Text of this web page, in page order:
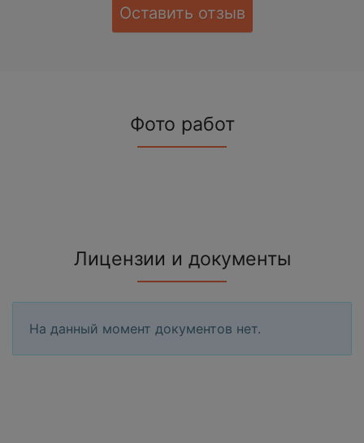
Оставить отзыв
Фото работ
Лицензии и документы
На данный момент документов нет.